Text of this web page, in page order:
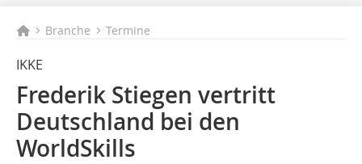
Branche Termine
IKKE
Frederik Stiegen vertritt
Deutschland bei den
WorldSkills